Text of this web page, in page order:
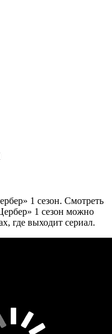
1 сезон. Смотреть
1 сезон можно
где выходит сериал.